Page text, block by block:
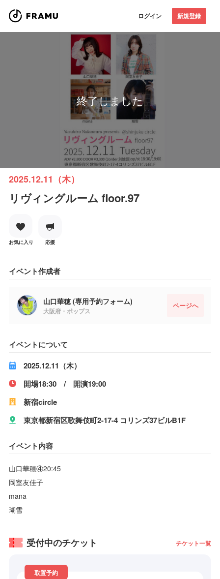
ログイン 新規登録
終了しました
2025.12.11（木）
リヴィングルーム floor.97
お気に入り 応援
イベント作成者
山口華穂 (専用予約フォーム)
大阪府・ポップス
ページへ
イベントについて
2025.12.11（木）
開場18:30 / 開演19:00
新宿circle
東京都新宿区歌舞伎町2-17-4 コリンズ37ビルB1F
イベント内容
山口華穂④20:45
岡室友佳子
mana
瑚雪
受付中のチケット チケット一覧
取置予約